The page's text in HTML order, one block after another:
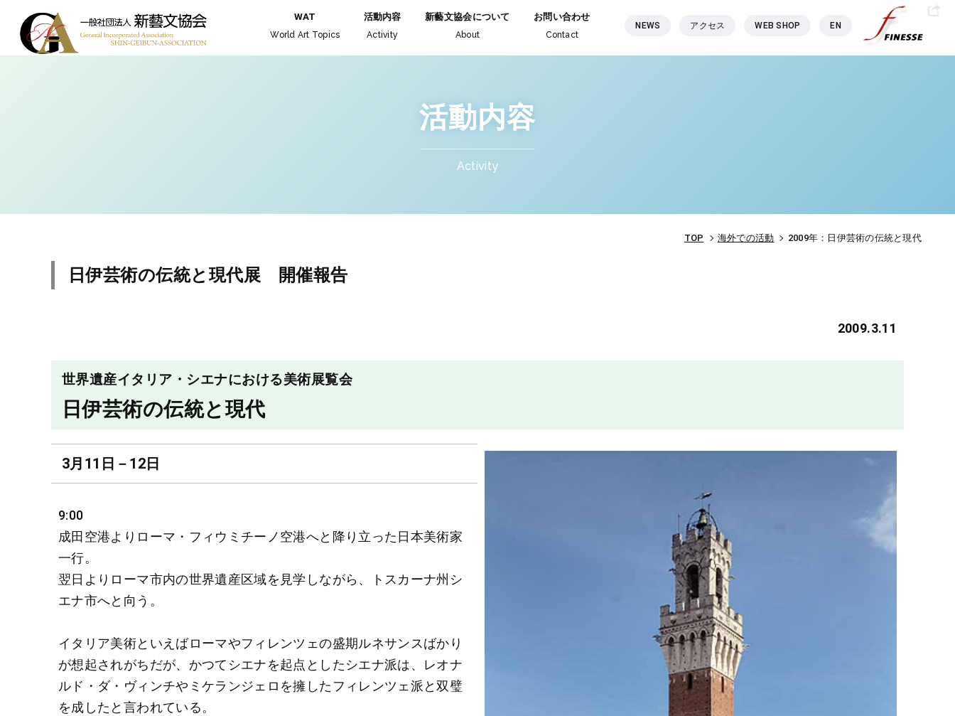
WAT
World Art Topics
活動内容
Activity
新藝文協会について
About
お問い合わせ
Contact
NEWS アクセス WEB SHOP EN
活動内容
Activity
TOP 海外での活動 2009年：日伊芸術の伝統と現代
日伊芸術の伝統と現代展 開催報告
2009.3.11
世界遺産イタリア・シエナにおける美術展覧会
日伊芸術の伝統と現代
3月11日－12日
9:00
成田空港よりローマ・フィウミチーノ空港へと降り立った日本美術家
一行。
翌日よりローマ市内の世界遺産区域を見学しながら、トスカーナ州シ
エナ市へと向う。
イタリア美術といえばローマやフィレンツェの盛期ルネサンスばかり
が想起されがちだが、かつてシエナを起点としたシエナ派は、レオナ
ルド・ダ・ヴィンチやミケランジェロを擁したフィレンツェ派と双璧
を成したと言われている。